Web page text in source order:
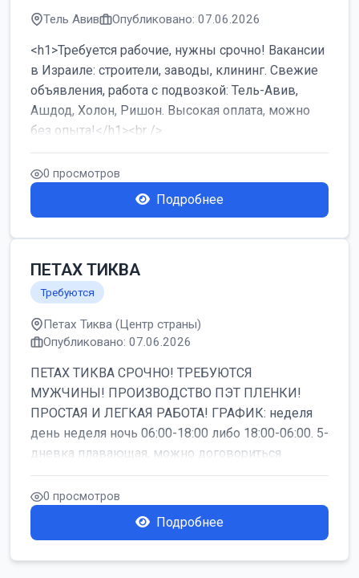
Тель Авив Опубликовано: 07.06.2026
<h1>Требуется рабочие, нужны срочно! Вакансии
в Израиле: строители, заводы, клининг. Свежие
объявления, работа с подвозкой: Тель-Авив,
Ашдод, Холон, Ришон. Высокая оплата, можно
без опыта!</h1><br />
...
0 просмотров
Подробнее
ПЕТАХ ТИКВА
Требуются
Петах Тиква (Центр страны)
Опубликовано: 07.06.2026
ПЕТАХ ТИКВА СРОЧНО! ТРЕБУЮТСЯ
МУЖЧИНЫ! ПРОИЗВОДСТВО ПЭТ ПЛЕНКИ!
ПРОСТАЯ И ЛЕГКАЯ РАБОТА! ГРАФИК: неделя
день неделя ночь 06:00-18:00 либо 18:00-06:00. 5-
дневка плавающая, можно договориться
работать б...
0 просмотров
Подробнее